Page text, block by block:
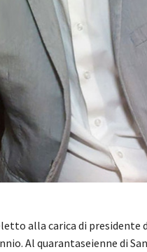
alla carica di presidente
Al quarantaseienne di